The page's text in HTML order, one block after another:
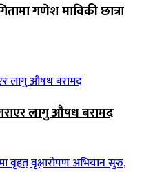
गणेश माविकी छात्रा
लागु औषध बरामद